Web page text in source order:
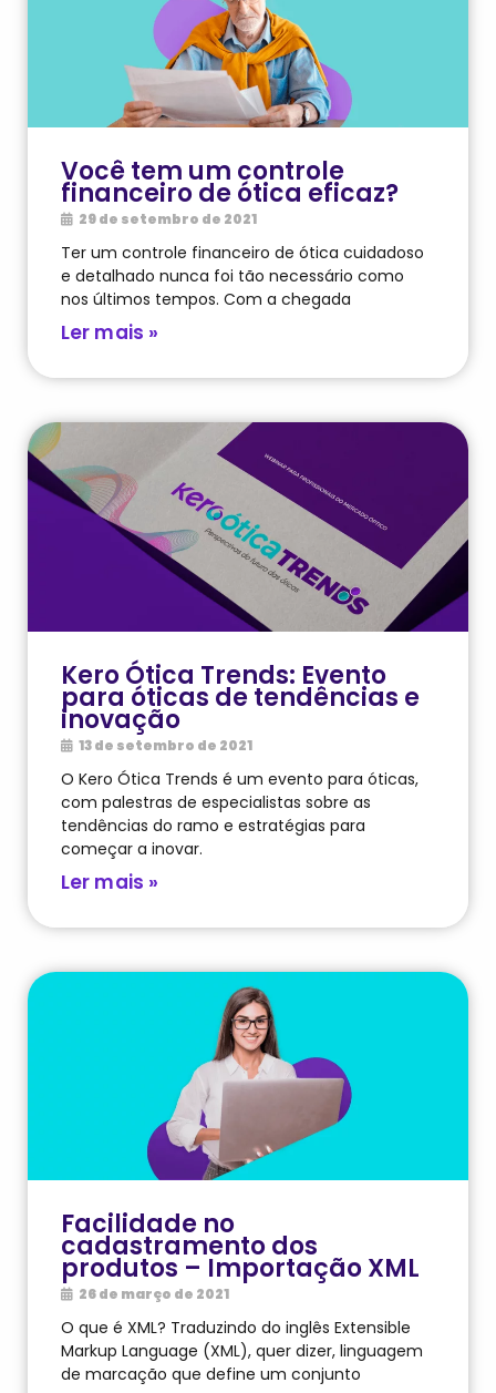
Você tem um controle
financeiro de ótica eficaz?
29 de setembro de 2021
Ter um controle financeiro de ótica cuidadoso
e detalhado nunca foi tão necessário como
nos últimos tempos. Com a chegada
Ler mais »
Kero Ótica Trends: Evento
para óticas de tendências e
inovação
13 de setembro de 2021
O Kero Ótica Trends é um evento para óticas,
com palestras de especialistas sobre as
tendências do ramo e estratégias para
começar a inovar.
Ler mais »
Facilidade no
cadastramento dos
produtos – Importação XML
26 de março de 2021
O que é XML? Traduzindo do inglês Extensible
Markup Language (XML), quer dizer, linguagem
de marcação que define um conjunto